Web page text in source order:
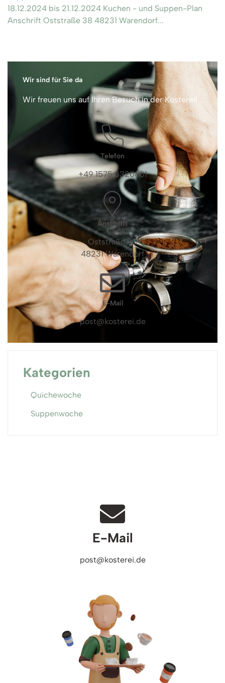
18.12.2024 bis 21.12.2024 Kuchen - und Suppen-Plan
Anschrift Oststraße 38 48231 Warendorf...
Wir sind für Sie da
Wir freuen uns auf Ihren Besuch in der Kosterei!
Telefon
+49 1575 3320801
Anschrift
Oststraße 38
48231 Warendorf
E-Mail
post@kosterei.de
Kategorien
Quichewoche
Suppenwoche
E-Mail
post@kosterei.de